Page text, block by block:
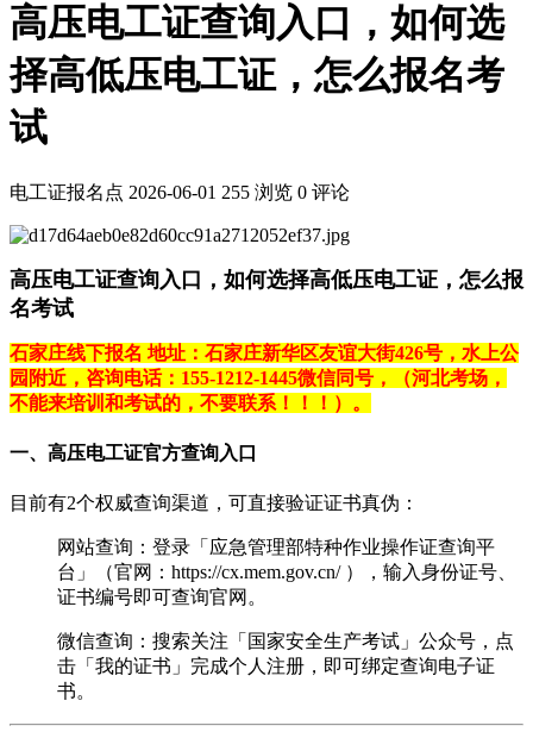
高压电工证查询入口，如何选
择高低压电工证，怎么报名考
试
电工证报名点 2026-06-01 255 浏览 0 评论
高压电工证查询入口，如何选择高低压电工证，怎么报
名考试
石家庄线下报名 地址：石家庄新华区友谊大街426号，水上公
园附近，咨询电话：155-1212-1445微信同号，（河北考场，
不能来培训和考试的，不要联系！！！）。
一、高压电工证官方查询入口
目前有2个权威查询渠道，可直接验证证书真伪：
‌网站查询‌：登录「应急管理部特种作业操作证查询平
台」（官网：https://cx.mem.gov.cn/ ），输入身份证号、
证书编号即可查询‌官网。
‌微信查询‌：搜索关注「国家安全生产考试」公众号，点
击「我的证书」完成个人注册，即可绑定查询电子证
书。